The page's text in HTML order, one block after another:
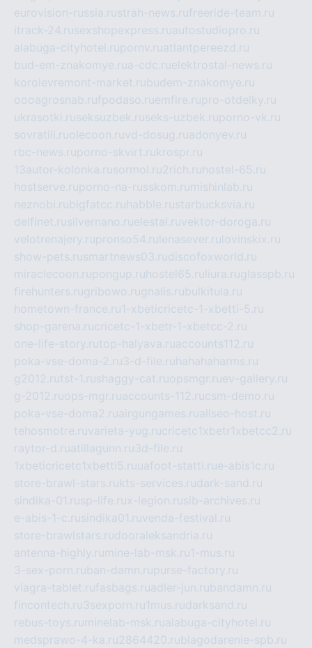
eurovision-russia.rustrah-news.rufreeride-team.ru
itrack-24.rusexshopexpress.ruautostudiopro.ru
alabuga-cityhotel.rupornv.ruatlantpereezd.ru
bud-em-znakomye.rua-cdc.ruelektrostal-news.ru
korolevremont-market.rubudem-znakomye.ru
oooagrosnab.rufpodaso.ruemfire.rupro-otdelky.ru
ukrasotki.ruseksuzbek.ruseks-uzbek.ruporno-vk.ru
sovratili.ruolecoon.ruvd-dosug.ruadonyev.ru
rbc-news.ruporno-skvirt.rukrospr.ru
13autor-kolonka.rusormol.ru2rich.ru hostel-65.ru
hostserve.ruporno-na-russkom.ru mishinlab.ru
neznobi.rubigfatcc.ru habble.rustarbucksvia.ru
delfinet.rusilvernano.ruelestal.ruvektor-doroga.ru
velotrenajery.rupronso54.ru lenasever.ru lovinskix.ru
show-pets.rusmartnews03.rudiscofoxworld.ru
miraclecoon.rupongup.ru hostel65.ru liura.ruglasspb.ru
firehunters.rugribowo.rugnalis.rubulkitula.ru
hometown-france.ru1-xbeticricetc-1-xbetti-5.ru
shop-garena.rucricetc-1-xbetr-1-xbetcc-2.ru
one-life-story.rutop-halyava.ruaccounts112.ru
poka-vse-doma-2.ru3-d-file.ru hahahaharms.ru
g2012.rutst-1.rushaggy-cat.ruopsmgr.ruev-gallery.ru
g-2012.ruops-mgr.ruaccounts-112.rucsm-demo.ru
poka-vse-doma2.ruairgungames.ruallseo-host.ru
tehosmotre.ruvarieta-yug.rucricetc1xbetr1xbetcc2.ru
raytor-d.ruatillagunn.ru3d-file.ru
1xbeticricetc1xbetti5.ruuafoot-statti.rue-abis1c.ru
store-brawl-stars.rukts-services.rudark-sand.ru
sindika-01.rusp-life.rux-legion.rusib-archives.ru
e-abis-1-c.rusindika01.ruvenda-festival.ru
store-brawlstars.rudooraleksandria.ru
antenna-highly.ru mine-lab-msk.ru1-mus.ru
3-sex-porn.ruban-damn.rupurse-factory.ru
viagra-tablet.rufasbags.ruadler-jun.rubandamn.ru
fincontech.ru3sexporn.ru1mus.rudarksand.ru
rebus-toys.ru minelab-msk.rualabuga-cityhotel.ru
medsprawo-4-ka.ru2864420.rublagodarenie-spb.ru